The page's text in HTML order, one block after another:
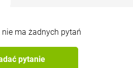
ma żadnych pytań
pytanie